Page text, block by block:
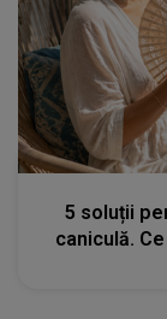
5 soluții
caniculă.